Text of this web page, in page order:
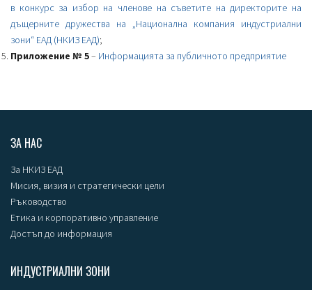
в конкурс за избор на членове на съветите на директорите на
дъщерните дружества на „Национална компания индустриални
зони“ ЕАД (НКИЗ ЕАД);
Приложение № 5– Информацията за публичното предприятие
ЗА НАС
За НКИЗ ЕАД
Мисия, визия и стратегически цели
Ръководство
Етика и корпоративно управление
Достъп до информация
ИНДУСТРИАЛНИ ЗОНИ